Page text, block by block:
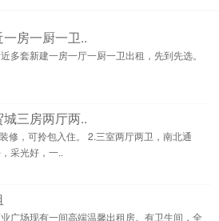
房一厨一卫..
多套新建一房一厅一厨一卫出租，先到先选。
三房两厅两..
修，可拎包入住。 2.三室两厅两卫，南北通
采光好，一..
广场现有一间高端温馨出租房。有卫生间，全